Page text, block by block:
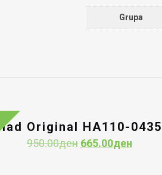
Grupa
Had Original HA110-0435
950.00ден Original
665.00денCurrent